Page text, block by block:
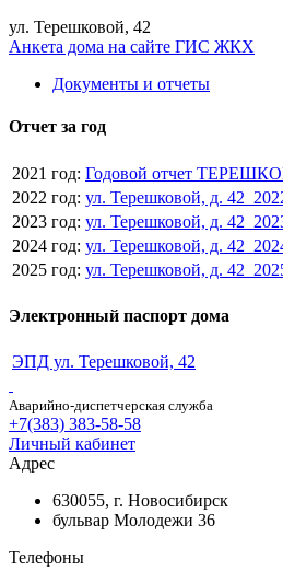
ул. Терешковой, 42
Анкета дома на сайте ГИС ЖКХ
Документы и отчеты
Отчет за год
2021 год: Годовой отчет
2022 год: ул. Терешковой, д.
2023 год: ул. Терешковой, д.
2024 год: ул. Терешковой, д.
2025 год: ул. Терешковой, д.
Электронный паспорт дома
ЭПД ул. Терешковой, 42
Аварийно-диспетчерская служба
+7(383) 383-58-58
Личный кабинет
Адрес
630055, г. Новосибирск
бульвар Молодежи 36
Телефоны